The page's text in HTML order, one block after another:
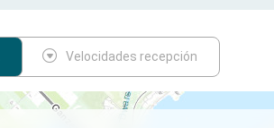
Velocidades recepción